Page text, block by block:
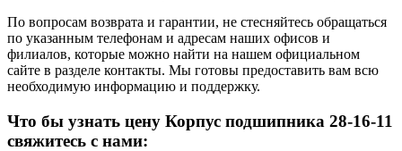
По вопросам возврата и гарантии, не стесняйтесь обращаться
по указанным телефонам и адресам наших офисов и
филиалов, которые можно найти на нашем официальном
сайте в разделе контакты. Мы готовы предоставить вам всю
необходимую информацию и поддержку.
Что бы узнать цену Корпус подшипника 28-16-11
свяжитесь с нами: